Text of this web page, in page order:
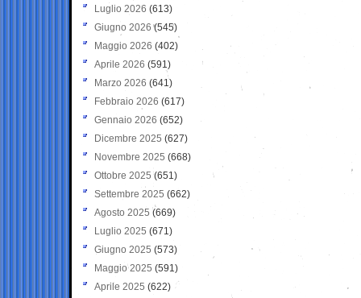
Luglio 2026 (613)
Giugno 2026 (545)
Maggio 2026 (402)
Aprile 2026 (591)
Marzo 2026 (641)
Febbraio 2026 (617)
Gennaio 2026 (652)
Dicembre 2025 (627)
Novembre 2025 (668)
Ottobre 2025 (651)
Settembre 2025 (662)
Agosto 2025 (669)
Luglio 2025 (671)
Giugno 2025 (573)
Maggio 2025 (591)
Aprile 2025 (622)